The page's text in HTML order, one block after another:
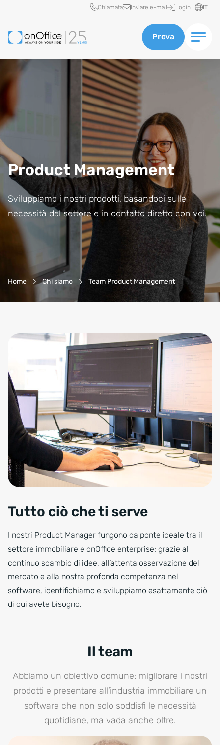
Accesso rapido
Chiamata Inviare e-mail Login IT
Prova
Product Management
Sviluppiamo i nostri prodotti, basandoci sulle
necessità del settore e in contatto diretto con voi.
Navigazione Breadcrumb
Home Chi siamo Team Product Management
Tutto ciò che ti serve
I nostri Product Manager fungono da ponte ideale tra il
settore immobiliare e onOffice enterprise: grazie al
continuo scambio di idee, all’attenta osservazione del
mercato e alla nostra profonda competenza nel
software, identifichiamo e sviluppiamo esattamente ciò
di cui avete bisogno.
Il team
Abbiamo un obiettivo comune: migliorare i nostri
prodotti e presentare all’industria immobiliare un
software che non solo soddisfi le necessità
quotidiane, ma vada anche oltre.